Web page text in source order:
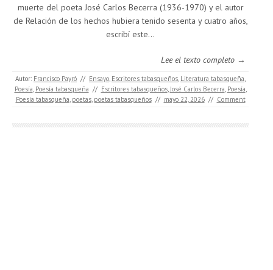
muerte del poeta José Carlos Becerra (1936-1970) y el autor
de Relación de los hechos hubiera tenido sesenta y cuatro años,
escribí este…
Lee el texto completo →
Autor: Francisco Payró // Ensayo Escritores tabasqueños Literatura tabasqueña
Poesía Poesía tabasqueña // Escritores tabasqueños, José Carlos Becerra Poesía
Poesía tabasqueña poetas, poetas tabasqueños // mayo 22, 2026 // Comment